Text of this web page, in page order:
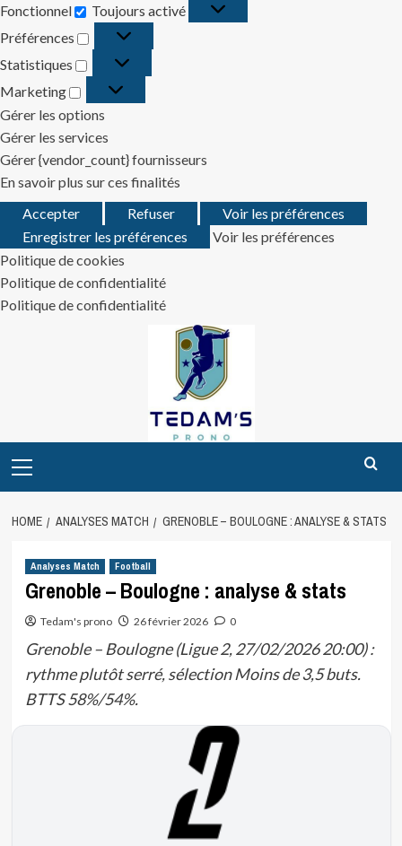
Fonctionnel
Fonctionnel
Toujours activé
Préférences
Préférences
Statistiques
Statistiques
Marketing
Marketing
Gérer les options
Gérer les services
Gérer {vendor_count} fournisseurs
En savoir plus sur ces finalités
Accepter
Refuser
Voir les préférences
Enregistrer les préférences
Voir les préférences
Politique de cookies
Politique de confidentialité
Politique de confidentialité
Menu
HOME ANALYSES MATCH GRENOBLE – BOULOGNE : ANALYSE & STATS
Analyses Match Football
Grenoble – Boulogne : analyse & stats
Tedam's prono 26 février 2026 0
Grenoble – Boulogne (Ligue 2, 27/02/2026 20:00) :
rythme plutôt serré, sélection Moins de 3,5 buts.
BTTS 58%/54%.